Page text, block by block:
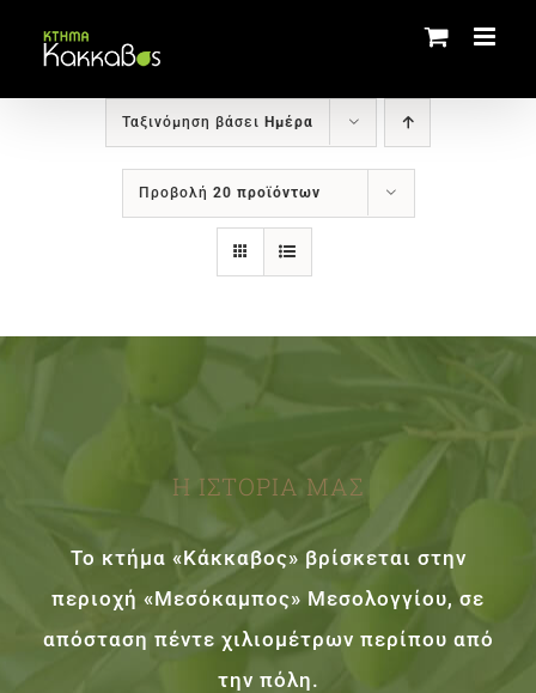
περιεχόμενο
Ταξινόμηση βάσει Ημέρα
Προβολή 20 προϊόντων
Η ΙΣΤΟΡΙΑ ΜΑΣ
Το κτήμα «Κάκκαβος» βρίσκεται στην
περιοχή «Μεσόκαμπος» Μεσολογγίου, σε
απόσταση πέντε χιλιομέτρων περίπου από
την πόλη.